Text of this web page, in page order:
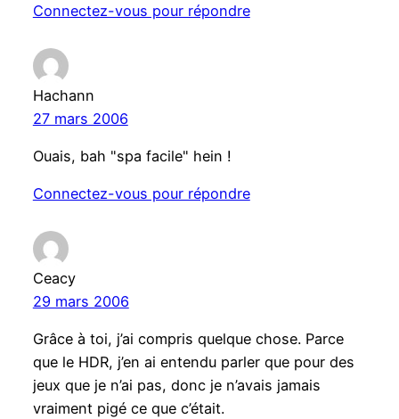
Connectez-vous pour répondre
Hachann
27 mars 2006
Ouais, bah "spa facile" hein !
Connectez-vous pour répondre
Ceacy
29 mars 2006
Grâce à toi, j’ai compris quelque chose. Parce
que le HDR, j’en ai entendu parler que pour des
jeux que je n’ai pas, donc je n’avais jamais
vraiment pigé ce que c’était.